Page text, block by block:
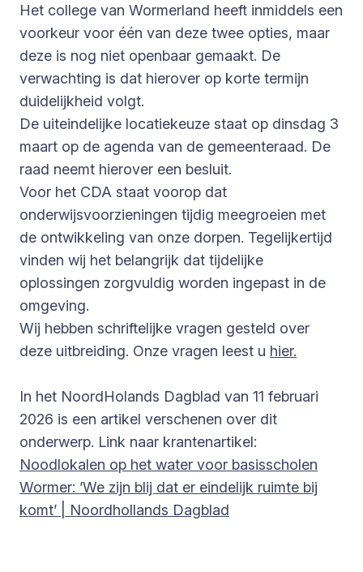
Het college van Wormerland heeft inmiddels een
voorkeur voor één van deze twee opties, maar
deze is nog niet openbaar gemaakt. De
verwachting is dat hierover op korte termijn
duidelijkheid volgt.
De uiteindelijke locatiekeuze staat op dinsdag 3
maart op de agenda van de gemeenteraad. De
raad neemt hierover een besluit.
Voor het CDA staat voorop dat
onderwijsvoorzieningen tijdig meegroeien met
de ontwikkeling van onze dorpen. Tegelijkertijd
vinden wij het belangrijk dat tijdelijke
oplossingen zorgvuldig worden ingepast in de
omgeving.
Wij hebben schriftelijke vragen gesteld over
deze uitbreiding. Onze vragen leest u hier.
In het NoordHolands Dagblad van 11 februari
2026 is een artikel verschenen over dit
onderwerp. Link naar krantenartikel:
Noodlokalen op het water voor basisscholen
Wormer: ’We zijn blij dat er eindelijk ruimte bij
komt’ | Noordhollands Dagblad